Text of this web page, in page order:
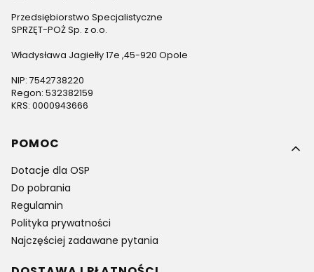
Przedsiębiorstwo Specjalistyczne
SPRZĘT-POŻ Sp. z o.o.
Władysława Jagiełły 17e ,45-920 Opole
NIP: 7542738220
Regon: 532382159
KRS: 0000943666
Linki w stopce
POMOC
Dotacje dla OSP
Do pobrania
Regulamin
Polityka prywatności
Najczęściej zadawane pytania